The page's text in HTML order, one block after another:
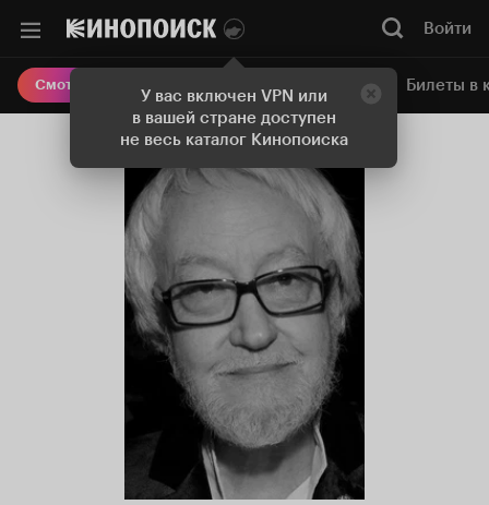
У вас включен VPN или
в вашей стране доступен
не весь каталог Кинопоиска
Войти
Смотреть кино Онлайн-кинотеатр Билеты в